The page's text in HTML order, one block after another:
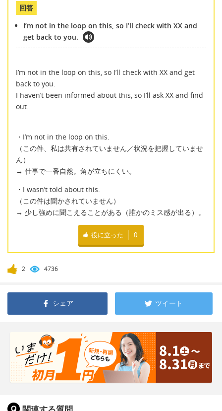
回答
I’m not in the loop on this, so I’ll check with XX and
get back to you.
I’m not in the loop on this, so I’ll check with XX and get
back to you.
I haven’t been informed about this, so I’ll ask XX and find
out.
・I’m not in the loop on this.
（この件、私は共有されていません／状況を把握していませ
ん）
→ 仕事で一番自然。角が立ちにくい。
・I wasn’t told about this.
（この件は聞かされていません）
→ 少し強めに聞こえることがある（誰かのミス感が出る）。
役に立った 0
2 4736
シェア ツイート